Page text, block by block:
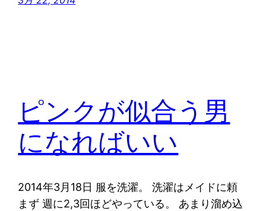
ピンクが似合う男
になればいい
2014年3月18日 服を洗濯。 洗濯はメイドに頼
まず 週に2,3回ほどやっている。 あまり溜め込